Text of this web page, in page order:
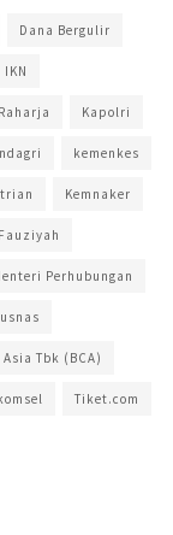
Dana Bergulir
IKN
Kapolri
kemenkes
Kemnaker
Perhubungan
Tbk (BCA)
Tiket.com